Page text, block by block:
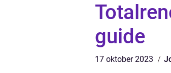
guide
17 oktober 2023